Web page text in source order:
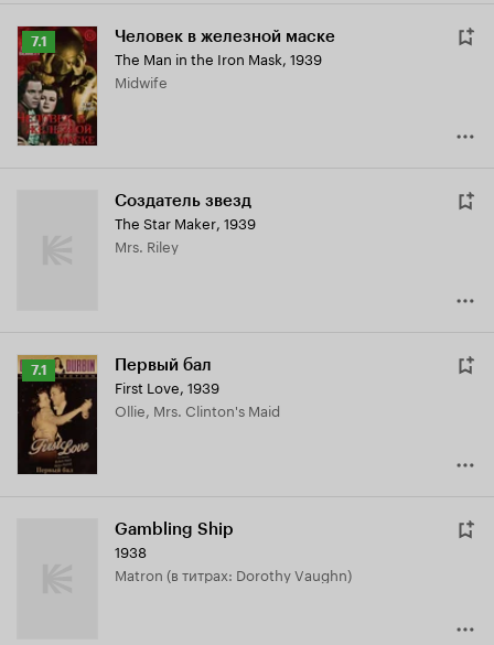
Рейтинг
Кинопоиска
7.1
7.1 Человек в железной маске
The Man in the Iron Mask, 1939
Midwife
Создатель звезд
The Star Maker, 1939
Mrs. Riley
Рейтинг
Кинопоиска
7.1
7.1 Первый бал
First Love, 1939
Ollie, Mrs. Clinton's Maid
Gambling Ship
1938
Matron (в титрах: Dorothy Vaughn)